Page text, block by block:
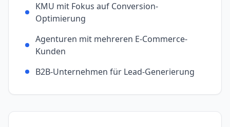
KMU mit Fokus auf Conversion-
Optimierung
Agenturen mit mehreren E-Commerce-
Kunden
B2B-Unternehmen für Lead-Generierung